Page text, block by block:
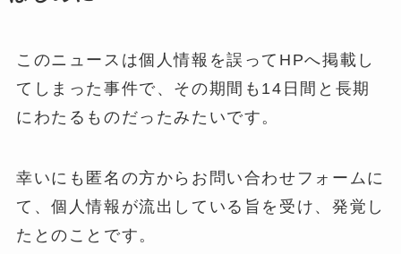
このニュースは個人情報を誤ってHPへ掲載し
てしまった事件で、その期間も14日間と長期
にわたるものだったみたいです。
幸いにも匿名の方からお問い合わせフォームに
て、個人情報が流出している旨を受け、発覚し
たとのことです。